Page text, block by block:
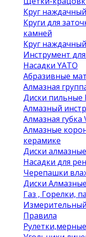
Круг
Круги для
камней
Круг
Инструмент
Насадки YATO
Абразивные
Алмазная
Диски пильные
Алмазный
Алмазная губка
Алмазные
керамике
Диски
Насадки для
Черепашки
Диски Алмазные
Газ , Горелки,
Правила